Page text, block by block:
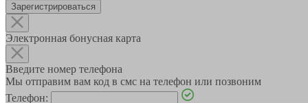
Зарегистрироваться
Электронная бонусная карта
Введите номер телефона
Мы отправим вам код в смс на телефон или позвоним
Телефон: